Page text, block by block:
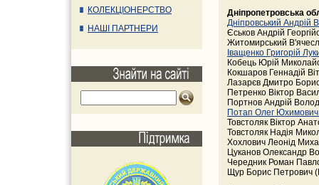
КОЛЕКЦІОНЕРСТВО
НАШІ ПАРТНЕРИ
Дніпропетровська
Дніпровський Андрій
Єськов Андрій
Житомирський
Іващенко Григорій
Кобець Юрій
Кокшаров Геннадій
Лазарєв Дмитро
Петренко Віктор
Портнов Андрій
Потап Олег
Товстоляк Віктор
Товстоляк Надія
Хохлович Леонід
Цуканов Олександр
Чередник Роман
Щур Борис Петрович